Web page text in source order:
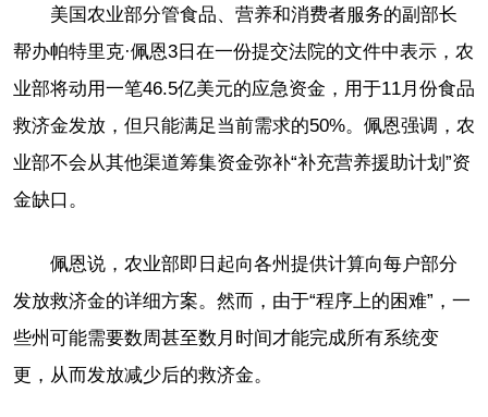
美国农业部分管食品、营养和消费者服务的副部长
帮办帕特里克·佩恩3日在一份提交法院的文件中表示，农
业部将动用一笔46.5亿美元的应急资金，用于11月份食品
救济金发放，但只能满足当前需求的50%。佩恩强调，农
业部不会从其他渠道筹集资金弥补“补充营养援助计划”资
金缺口。
佩恩说，农业部即日起向各州提供计算向每户部分
发放救济金的详细方案。然而，由于“程序上的困难”，一
些州可能需要数周甚至数月时间才能完成所有系统变
更，从而发放减少后的救济金。